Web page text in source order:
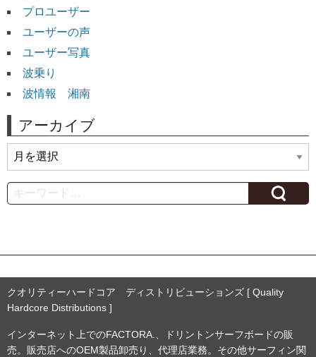
プロユーザー
ユーザーの声
ユーザー写真
波乗り
波情報 湘南
アーカイブ
ー
カ
イ
Search
クオリティーハードコア ディストリビューションズ [ Quality
Hardcore Distributions ]
インターネット上でのFACTORA.、ドリントンサーフボードの販
売。販売店へのOEM製品卸売り、代理店業務。その他サーフィン関